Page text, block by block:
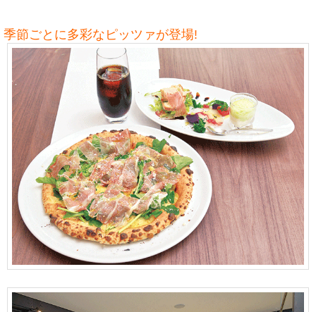
季節ごとに多彩なピッツァが登場!